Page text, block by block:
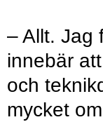
– Allt. Jag
innebär
och
mycket